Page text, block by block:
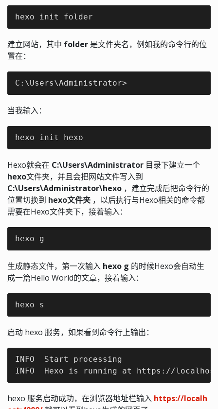
hexo init folder
建立网站，其中 folder 是文件夹名，例如我的命令行的位
置在：
C:\Users\Administrator>
当我输入：
hexo init hexo
Hexo就会在 C:\Users\Administrator 目录下建立一个
hexo文件夹，并且会把网站文件写入到
C:\Users\Administrator\hexo ，建立完成后把命令行的
位置切换到 hexo文件夹 ，以后执行与Hexo相关的命令都
需要在Hexo文件夹下，接着输入：
hexo g
生成静态文件，第一次输入 hexo g 的时候Hexo会自动生
成一篇Hello World的文章，接着输入：
hexo s
启动 hexo 服务，如果看到命令行上输出：
INFO  Start processing
INFO  Hexo is running at https://
hexo 服务启动成功，在浏览器地址栏输入 https://localh